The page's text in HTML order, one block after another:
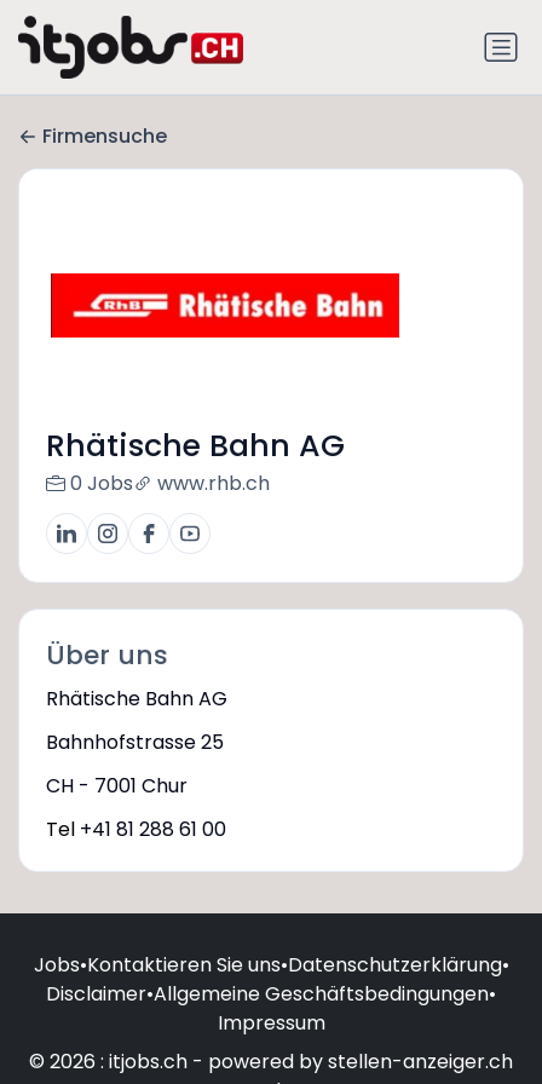
Firmensuche
Rhätische Bahn AG
0 Jobs www.rhb.ch
Über uns
Rhätische Bahn AG
Bahnhofstrasse 25
CH - 7001 Chur
Tel +41 81 288 61 00
Jobs•Kontaktieren Sie uns•Datenschutzerklärung•
Disclaimer•Allgemeine Geschäftsbedingungen•
Impressum
© 2026 : itjobs.ch - powered by stellen-anzeiger.ch